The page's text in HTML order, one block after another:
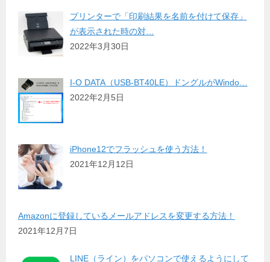
プリンターで「印刷結果を名前を付けて保存」
が表示された時の対…
2022年3月30日
I-O DATA（USB-BT40LE）ドングルがWindo…
2022年2月5日
iPhone12でフラッシュを使う方法！
2021年12月12日
Amazonに登録しているメールアドレスを変更する方法！
2021年12月7日
LINE（ライン）をパソコンで使えるようにして